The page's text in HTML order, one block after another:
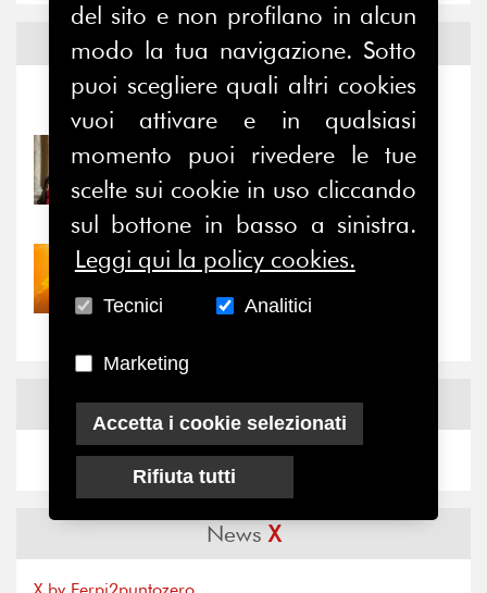
Notizie ed Eventi
Notizie
31/07/2026
Prima della pausa estiva,
il valore di...
30/07/2026
Nove anni dopo la
“grande cecità”: la...
NewsFacebook
NewsX
del sito e non profilano in alcun
modo la tua navigazione. Sotto
puoi scegliere quali altri cookies
vuoi attivare e in qualsiasi
momento puoi rivedere le tue
scelte sui cookie in uso cliccando
sul bottone in basso a sinistra.
Leggi qui la policy cookies.
Tecnici Analitici
Marketing
Accetta i cookie selezionati
Rifiuta tutti